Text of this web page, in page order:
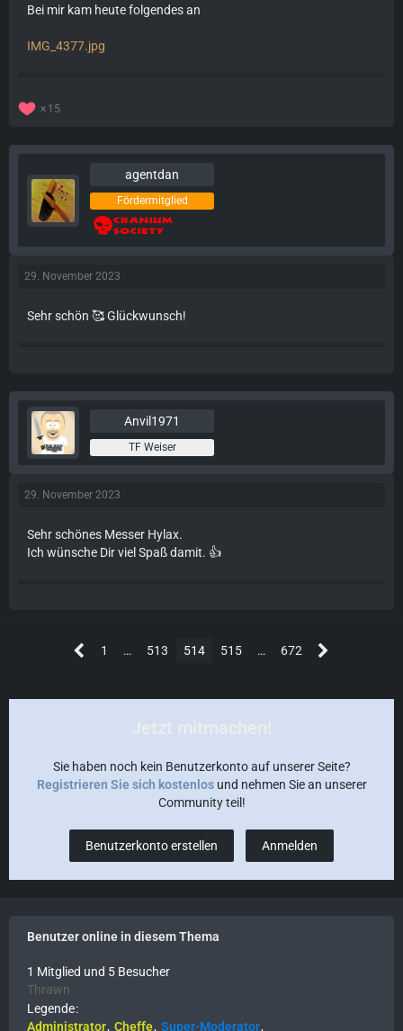
Bei mir kam heute folgendes an
IMG_4377.jpg
15
agentdan
Fördermitglied
29. November 2023
Sehr schön 🥰 Glückwunsch!
Anvil1971
TF Weiser
29. November 2023
Sehr schönes Messer Hylax.
Ich wünsche Dir viel Spaß damit. 👍
1 … 513 514 515 … 672
Jetzt mitmachen!
Sie haben noch kein Benutzerkonto auf unserer Seite?
Registrieren Sie sich kostenlosund nehmen Sie an unserer
Community teil!
Benutzerkonto erstellen Anmelden
Benutzer online in diesem Thema
1 Mitglied und 5 Besucher
Thrawn
Legende
Administrator Cheffe Super-Moderator